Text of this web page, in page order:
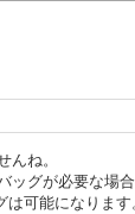
んね。
グが必要な場
可能になります